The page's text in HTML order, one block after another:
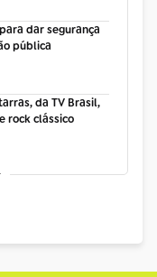
dar segurança
pública
da TV Brasil,
rock clássico